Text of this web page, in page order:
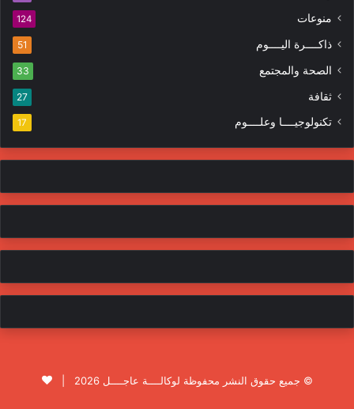
منوعات 124
ذاكــــرة اليــــوم 51
الصحة والمجتمع 33
ثقافة 27
تكنولوجيــــا وعلــــوم 17
© جميع حقوق النشر محفوظة لوكالــــة عاجــــل 2026 |